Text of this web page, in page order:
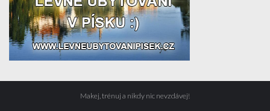
Makej, trénuj a nikdy nic nevzdávej!